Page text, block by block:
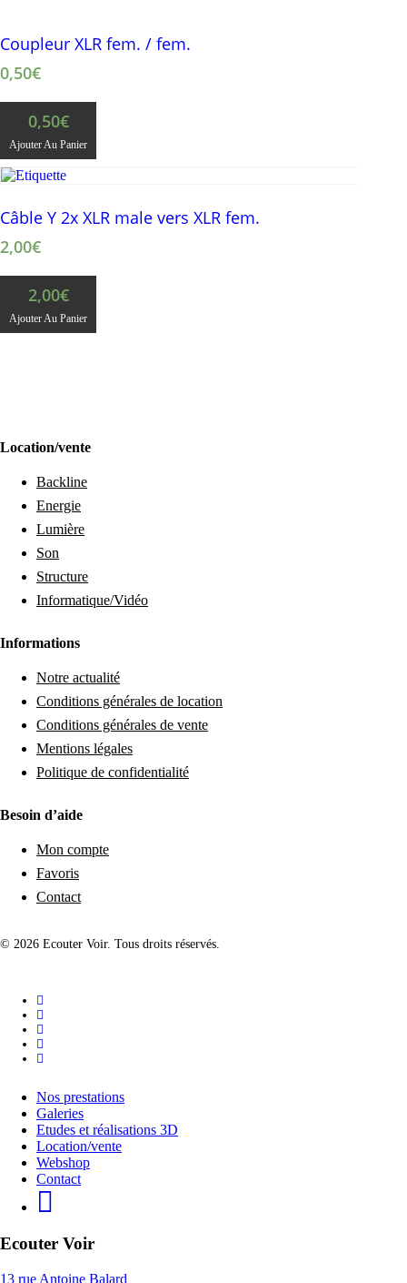
Coupleur XLR fem. / fem.
0,50€
0,50€
Ajouter Au Panier
Câble Y 2x XLR male vers XLR fem.
2,00€
2,00€
Ajouter Au Panier
Location/vente
Backline
Energie
Lumière
Son
Structure
Informatique/Vidéo
Informations
Notre actualité
Conditions générales de location
Conditions générales de vente
Mentions légales
Politique de confidentialité
Besoin d’aide
Mon compte
Favoris
Contact
© 2026 Ecouter Voir. Tous droits réservés.
facebook
linkedin
instagram
phone
email
Close
Menu
Nos prestations
Galeries
Etudes et réalisations 3D
Location/vente
Webshop
Contact
Ecouter Voir
13 rue Antoine Balard